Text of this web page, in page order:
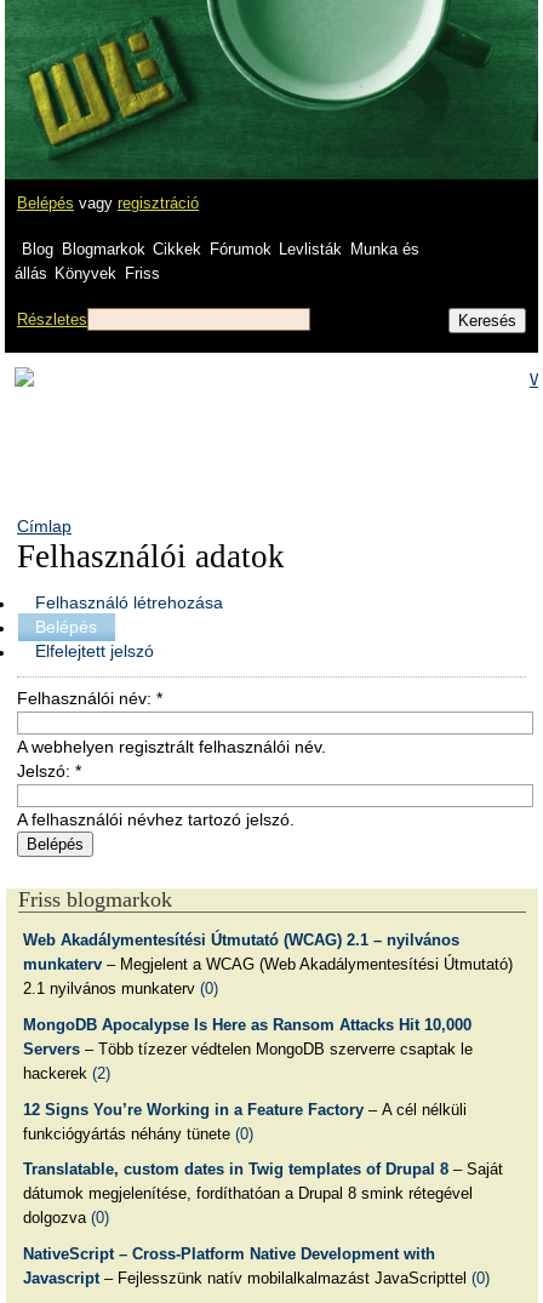
Belépés vagy regisztráció
Blog Blogmarkok Cikkek Fórumok Levlisták
Munka és
állás Könyvek Friss
Részletes
Címlap
Felhasználói adatok
Felhasználó létrehozása
Belépés
Elfelejtett jelszó
Felhasználói név: *
A webhelyen regisztrált felhasználói név.
Jelszó: *
A felhasználói névhez tartozó jelszó.
Friss blogmarkok
Web Akadálymentesítési Útmutató (WCAG) 2.1 – nyilvános
munkaterv– Megjelent a WCAG (Web Akadálymentesítési Útmutató)
2.1 nyilvános munkaterv (0)
MongoDB Apocalypse Is Here as Ransom Attacks Hit 10,000
Servers– Több tízezer védtelen MongoDB szerverre csaptak le
hackerek (2)
12 Signs You’re Working in a Feature Factory– A cél nélküli
funkciógyártás néhány tünete (0)
Translatable, custom dates in Twig templates of Drupal 8– Saját
dátumok megjelenítése, fordíthatóan a Drupal 8 smink rétegével
dolgozva (0)
NativeScript – Cross-Platform Native Development with
Javascript– Fejlesszünk natív mobilalkalmazást JavaScripttel (0)